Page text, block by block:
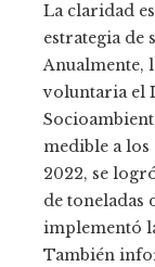
La claridad
estrategia de
Anualmente,
voluntaria el
medible a
2022, se
de toneladas
implementó
También